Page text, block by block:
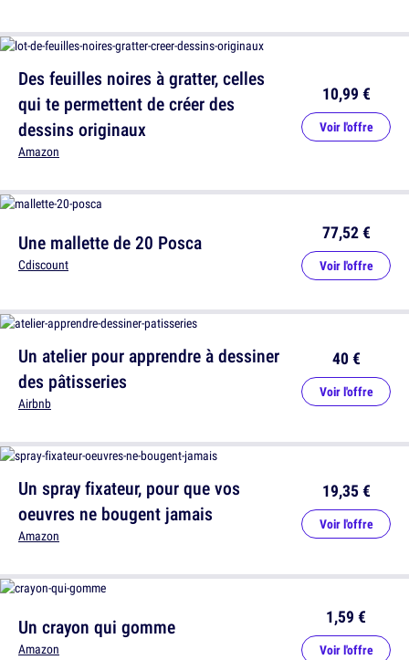
Une mallette de 20 Posca
Cdiscount
77,52 €
Voir l'offre
Un spray fixateur, pour que vos
oeuvres ne bougent jamais
Amazon
19,35 €
Voir l'offre
Des feuilles noires à gratter, celles
qui te permettent de créer des
dessins originaux
Amazon
10,99 €
Voir l'offre
Un atelier pour apprendre à dessiner
des pâtisseries
Airbnb
40 €
Voir l'offre
Un crayon qui gomme
Amazon
1,59 €
Voir l'offre